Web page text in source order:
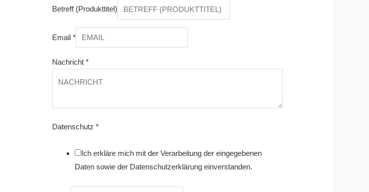
Betreff (Produkttitel)
Email *
Nachricht *
Datenschutz *
Ich erkläre mich mit der Verarbeitung der eingegebenen
Daten sowie der Datenschutzerklärung einverstanden.